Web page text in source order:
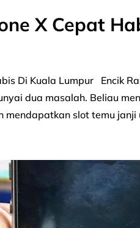
X Cepat
Di Kuala Lumpur Encik
dua masalah. Beliau
slot temu janji